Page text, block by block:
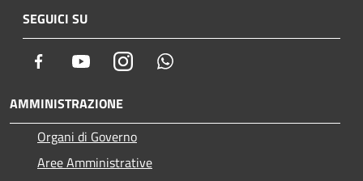
SEGUICI SU
Facebook YoutubeInstagram
AMMINISTRAZIONE
Organi di Governo
Aree Amministrative